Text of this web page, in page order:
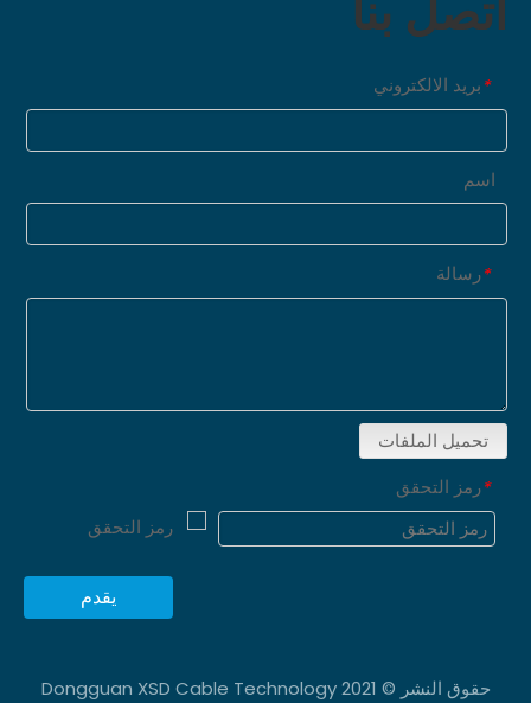
اتصل بنا
*بريد الالكتروني
اسم
*رسالة
تحميل الملفات
*رمز التحقق
يقدم
حقوق النشر © 2021 Dongguan XSD Cable Technology